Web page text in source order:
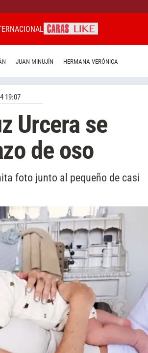
JUAN MINUJÍN HERMANA VERÓNICA
19:07
Urcera se
de oso
foto junto al pequeño de casi